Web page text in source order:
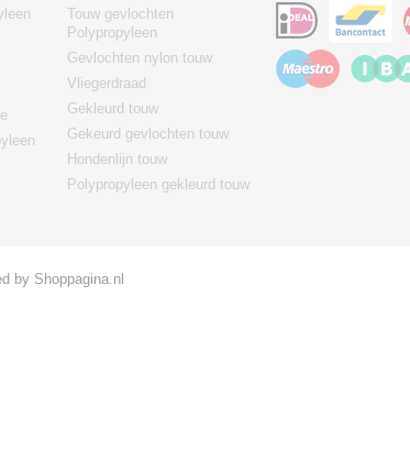
Touw gevlochten
Polypropyleen
Gevlochten nylon touw
Vliegerdraad
Gekleurd touw
Gekeurd gevlochten touw
Hondenlijn touw
Polypropyleen gekleurd touw
by Shoppagina.nl